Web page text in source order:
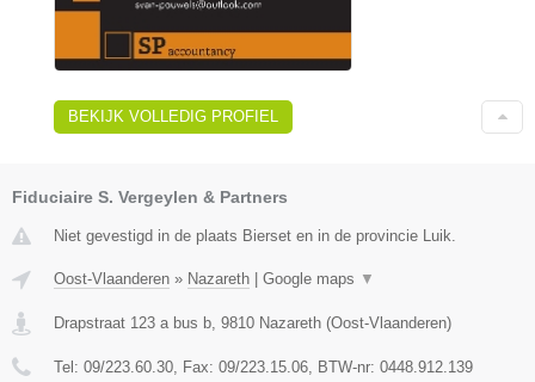
BEKIJK VOLLEDIG PROFIEL
Fiduciaire S. Vergeylen & Partners
Niet gevestigd in de plaats Bierset en in de provincie Luik.
Oost-Vlaanderen » Nazareth | Google maps ▼
Drapstraat 123 a bus b 9810 Nazareth (Oost-Vlaanderen)
Tel: 09/223.60.30 , Fax: 09/223.15.06 , BTW-nr: 0448.912.139